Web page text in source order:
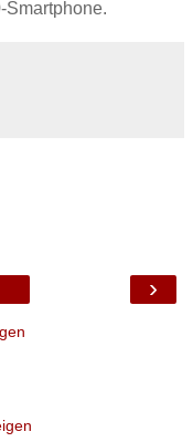
Smartphone.
›